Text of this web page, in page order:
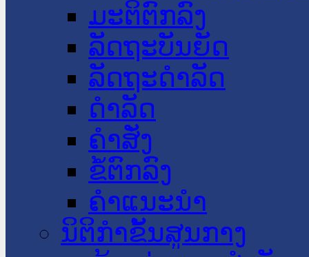
ມະຕິຕົກລົງ
ລັດຖະບັນຍັດ
ລັດຖະດໍາລັດ
ດໍາລັດ
ຄໍາສັ່ງ
ຂໍ້ຕົກລົງ
ຄໍາແນະນໍາ
ນິຕິກຳຂັ້ນສູນກາງ